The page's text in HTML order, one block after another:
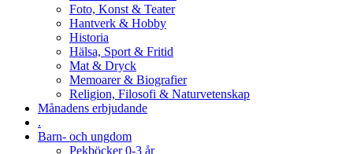
Foto, Konst & Teater
Hantverk & Hobby
Historia
Hälsa, Sport & Fritid
Mat & Dryck
Memoarer & Biografier
Religion, Filosofi & Naturvetenskap
Månadens erbjudande
.
Barn- och ungdom
Pekböcker 0-3 år